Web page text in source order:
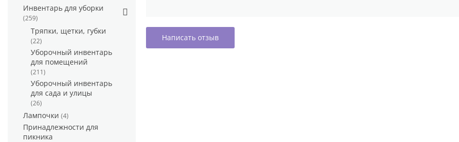
Инвентарь для уборки
(259)
Тряпки, щетки, губки
(22)
Уборочный инвентарь
для помещений
(211)
Уборочный инвентарь
для сада и улицы
(26)
Лампочки (4)
Принадлежности для
пикника
Написать отзыв